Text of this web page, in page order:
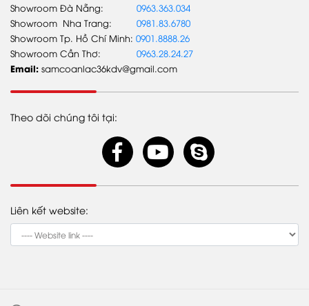
TIN TỨC
Tin Tổng công ty
Tin Samco An Lạc
Theo dõi chúng tôi tại:
Liên kết website:
Showroom Đà Nẵng: 0963.363.034
Showroom Nha Trang: 0981.83.6780
Showroom Tp. Hồ Chí Minh: 0901.8888.26
Showroom Cần Thơ: 0963.28.24.27
Email: samcoanlac36kdv@gmail.com